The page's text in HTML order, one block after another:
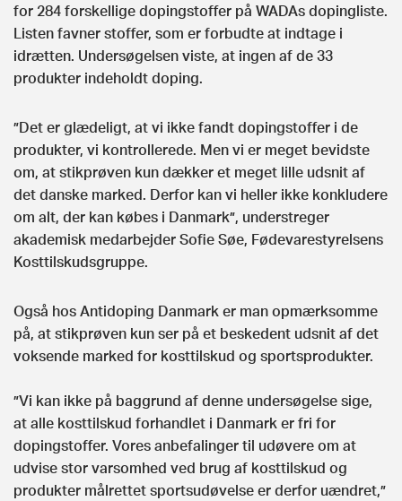
for 284 forskellige dopingstoffer på WADAs dopingliste.
Listen favner stoffer, som er forbudte at indtage i
idrætten. Undersøgelsen viste, at ingen af de 33
produkter indeholdt doping.
”Det er glædeligt, at vi ikke fandt dopingstoffer i de
produkter, vi kontrollerede. Men vi er meget bevidste
om, at stikprøven kun dækker et meget lille udsnit af
det danske marked. Derfor kan vi heller ikke konkludere
om alt, der kan købes i Danmark”, understreger
akademisk medarbejder Sofie Søe, Fødevarestyrelsens
Kosttilskudsgruppe.
Også hos Antidoping Danmark er man opmærksomme
på, at stikprøven kun ser på et beskedent udsnit af det
voksende marked for kosttilskud og sportsprodukter.
”Vi kan ikke på baggrund af denne undersøgelse sige,
at alle kosttilskud forhandlet i Danmark er fri for
dopingstoffer. Vores anbefalinger til udøvere om at
udvise stor varsomhed ved brug af kosttilskud og
produkter målrettet sportsudøvelse er derfor uændret,”